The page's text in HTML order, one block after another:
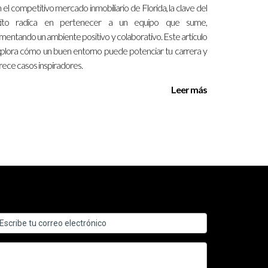
para lograr el éxito en el sector inmobiliario.
a otros.
en tu trabajo diario. ¡No esperes más!
el competitivo mercado inmobiliario de Florida, la clave del
radica en pertenecer a un equipo que sume,
un ambiente positivo y colaborativo. Este artículo
cómo un buen entorno puede potenciar tu carrera y
casos inspiradores.
Leer más